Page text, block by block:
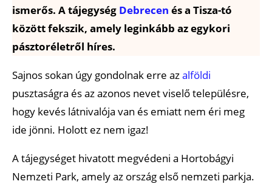
ismerős. A tájegység Debrecen és a Tisza-tó
között fekszik, amely leginkább az egykori
pásztoréletről híres.
Sajnos sokan úgy gondolnak erre azalföldi
pusztaságra és az azonos nevet viselő településre,
hogy kevés látnivalója van és emiatt nem éri meg
ide jönni. Holott ez nem igaz!
A tájegységet hivatott megvédeni a Hortobágyi
Nemzeti Park, amely az ország első nemzeti parkja.